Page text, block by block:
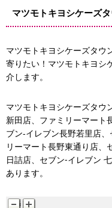
マツモトキヨシケーズ
マツモトキヨシケーズタウ
寄りたい！マツモトキヨシ
介します。
マツモトキヨシケーズタウ
新田店、ファミリーマート
ブン-イレブン長野若里店
リーマート長野東通り店、
日詰店、セブン‐イレブン
あります。
セブン-イレブン長野若里